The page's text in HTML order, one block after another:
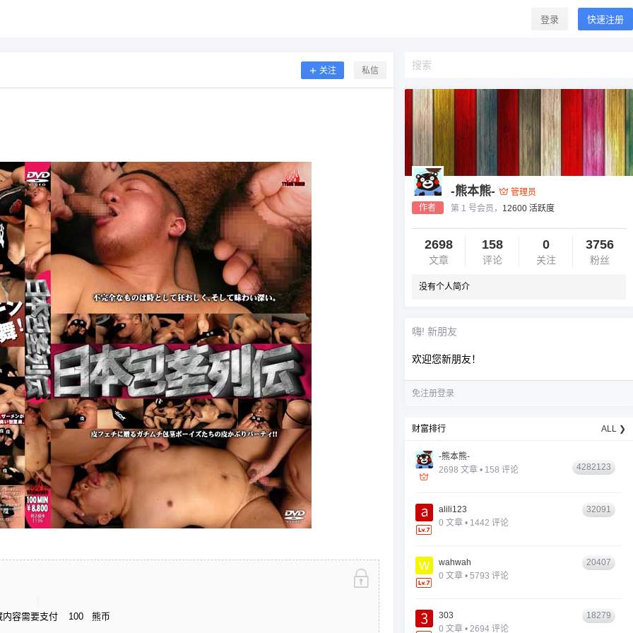
登录 快速注册
关注 私信
内容需要支付 100 熊币
作者
-熊本熊-
管理员
第 1 号会员， 12600 活跃度
2698
文章
158
评论
0
关注
3756
粉丝
没有个人简介
嗨! 新朋友
欢迎您新朋友！
免注册登录
财富排行 ALL ❯
-熊本熊-
2698 文章 • 158 评论
4282123
alili123
0 文章 • 1442 评论
32091
wahwah
0 文章 • 5793 评论
20407
303
0 文章 • 2694 评论
18279